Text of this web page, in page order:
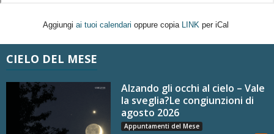
Aggiungi ai tuoi calendari oppure copia LINK per iCal
CIELO DEL MESE
Alzando gli occhi al cielo – Vale
la sveglia?Le congiunzioni di
agosto 2026
Appuntamenti del Mese